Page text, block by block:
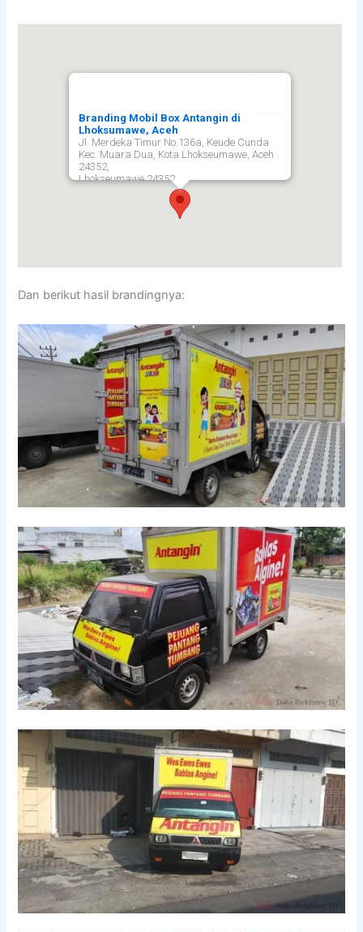
Branding Mobil Box Antangin di
Lhoksumawe, Aceh
Jl. Merdeka Timur No.136a, Keude Cunda
Kec. Muara Dua, Kota Lhokseumawe, Aceh
24352,
Lhokseumawe 24352
Dan berikut hasil brandingnya: